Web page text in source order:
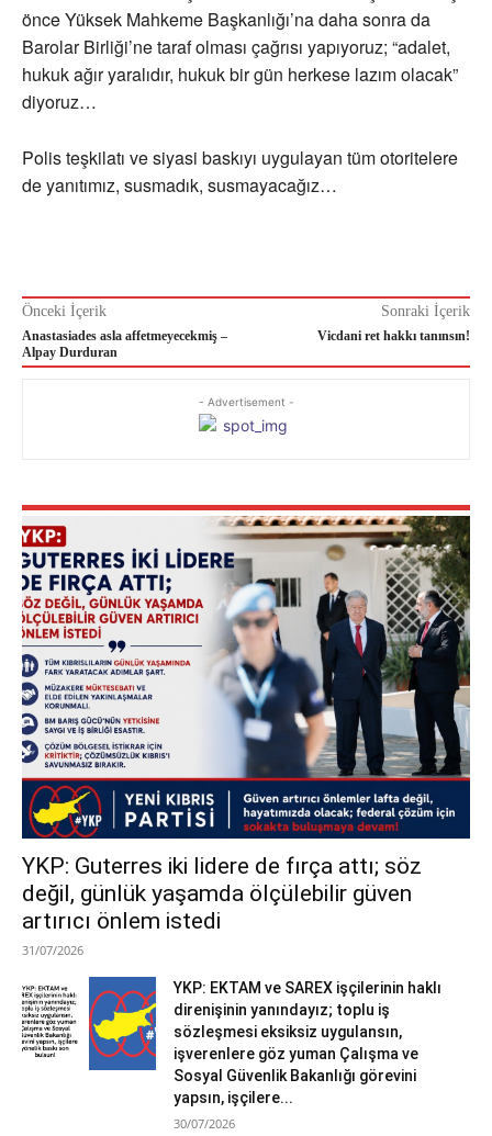
önce Yüksek Mahkeme Başkanlığı’na daha sonra da
Barolar Birliği’ne taraf olması çağrısı yapıyoruz; “adalet,
hukuk ağır yaralıdır, hukuk bir gün herkese lazım olacak”
diyoruz…
Polis teşkilatı ve siyasi baskıyı uygulayan tüm otoritelere
de yanıtımız, susmadık, susmayacağız…
Önceki İçerik
Anastasiades asla affetmeyecekmiş –
Alpay Durduran
Sonraki İçerik
Vicdani ret hakkı tanınsın!
- Advertisement -
YKP: Guterres iki lidere de fırça attı; söz
değil, günlük yaşamda ölçülebilir güven
artırıcı önlem istedi
31/07/2026
YKP: EKTAM ve SAREX işçilerinin haklı
direnişinin yanındayız; toplu iş
sözleşmesi eksiksiz uygulansın,
işverenlere göz yuman Çalışma ve
Sosyal Güvenlik Bakanlığı görevini
yapsın, işçilere...
30/07/2026